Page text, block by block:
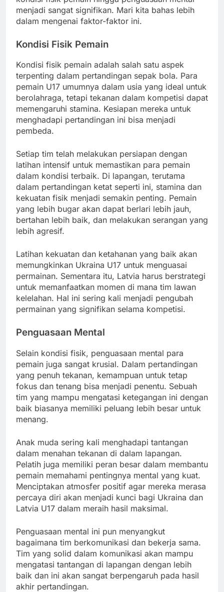
menjadi sangat signifikan. Mari kita bahas lebih
dalam mengenai faktor-faktor ini.
Kondisi Fisik Pemain
Kondisi fisik pemain adalah salah satu aspek
terpenting dalam pertandingan sepak bola. Para
pemain U17 umumnya dalam usia yang ideal untuk
berolahraga, tetapi tekanan dalam kompetisi dapat
memengaruhi stamina. Kesiapan mereka untuk
menghadapi pertandingan ini bisa menjadi
pembeda.
Setiap tim telah melakukan persiapan dengan
latihan intensif untuk memastikan para pemain
dalam kondisi terbaik. Di lapangan, terutama
dalam pertandingan ketat seperti ini, stamina dan
kekuatan fisik menjadi semakin penting. Pemain
yang lebih bugar akan dapat berlari lebih jauh,
bertahan lebih baik, dan melakukan serangan yang
lebih agresif.
Latihan kekuatan dan ketahanan yang baik akan
memungkinkan Ukraina U17 untuk menguasai
permainan. Sementara itu, Latvia harus berstrategi
untuk memanfaatkan momen di mana tim lawan
kelelahan. Hal ini sering kali menjadi pengubah
permainan yang signifikan selama kompetisi.
Penguasaan Mental
Selain kondisi fisik, penguasaan mental para
pemain juga sangat krusial. Dalam pertandingan
yang penuh tekanan, kemampuan untuk tetap
fokus dan tenang bisa menjadi penentu. Sebuah
tim yang mampu mengatasi ketegangan ini dengan
baik biasanya memiliki peluang lebih besar untuk
menang.
Anak muda sering kali menghadapi tantangan
dalam menahan tekanan di dalam lapangan.
Pelatih juga memiliki peran besar dalam membantu
pemain memahami pentingnya mental yang kuat.
Menciptakan atmosfer positif agar mereka merasa
percaya diri akan menjadi kunci bagi Ukraina dan
Latvia U17 dalam meraih hasil maksimal.
Penguasaan mental ini pun menyangkut
bagaimana tim berkomunikasi dan bekerja sama.
Tim yang solid dalam komunikasi akan mampu
mengatasi tantangan di lapangan dengan lebih
baik dan ini akan sangat berpengaruh pada hasil
akhir pertandingan.